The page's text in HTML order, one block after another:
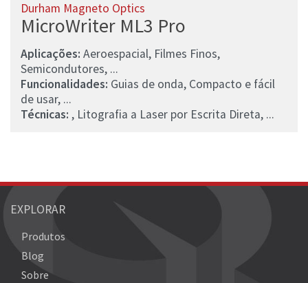
Durham Magneto Optics
MicroWriter ML3 Pro
Aplicações: Aeroespacial, Filmes Finos,
Semicondutores, ...
Funcionalidades: Guias de onda, Compacto e fácil
de usar, ...
Técnicas: , Litografia a Laser por Escrita Direta, ...
EXPLORAR
Produtos
Blog
Sobre